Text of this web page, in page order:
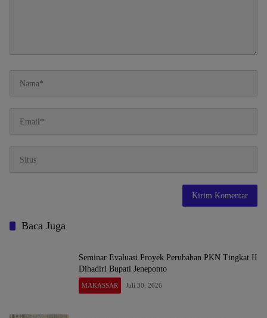
Baca Juga
Seminar Evaluasi Proyek Perubahan PKN Tingkat II
Dihadiri Bupati Jeneponto
MAKASSAR Juli 30, 2026